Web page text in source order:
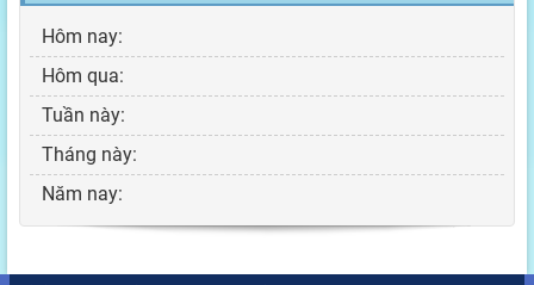
Hôm nay:
Hôm qua:
Tuần này:
Tháng này:
Năm nay: